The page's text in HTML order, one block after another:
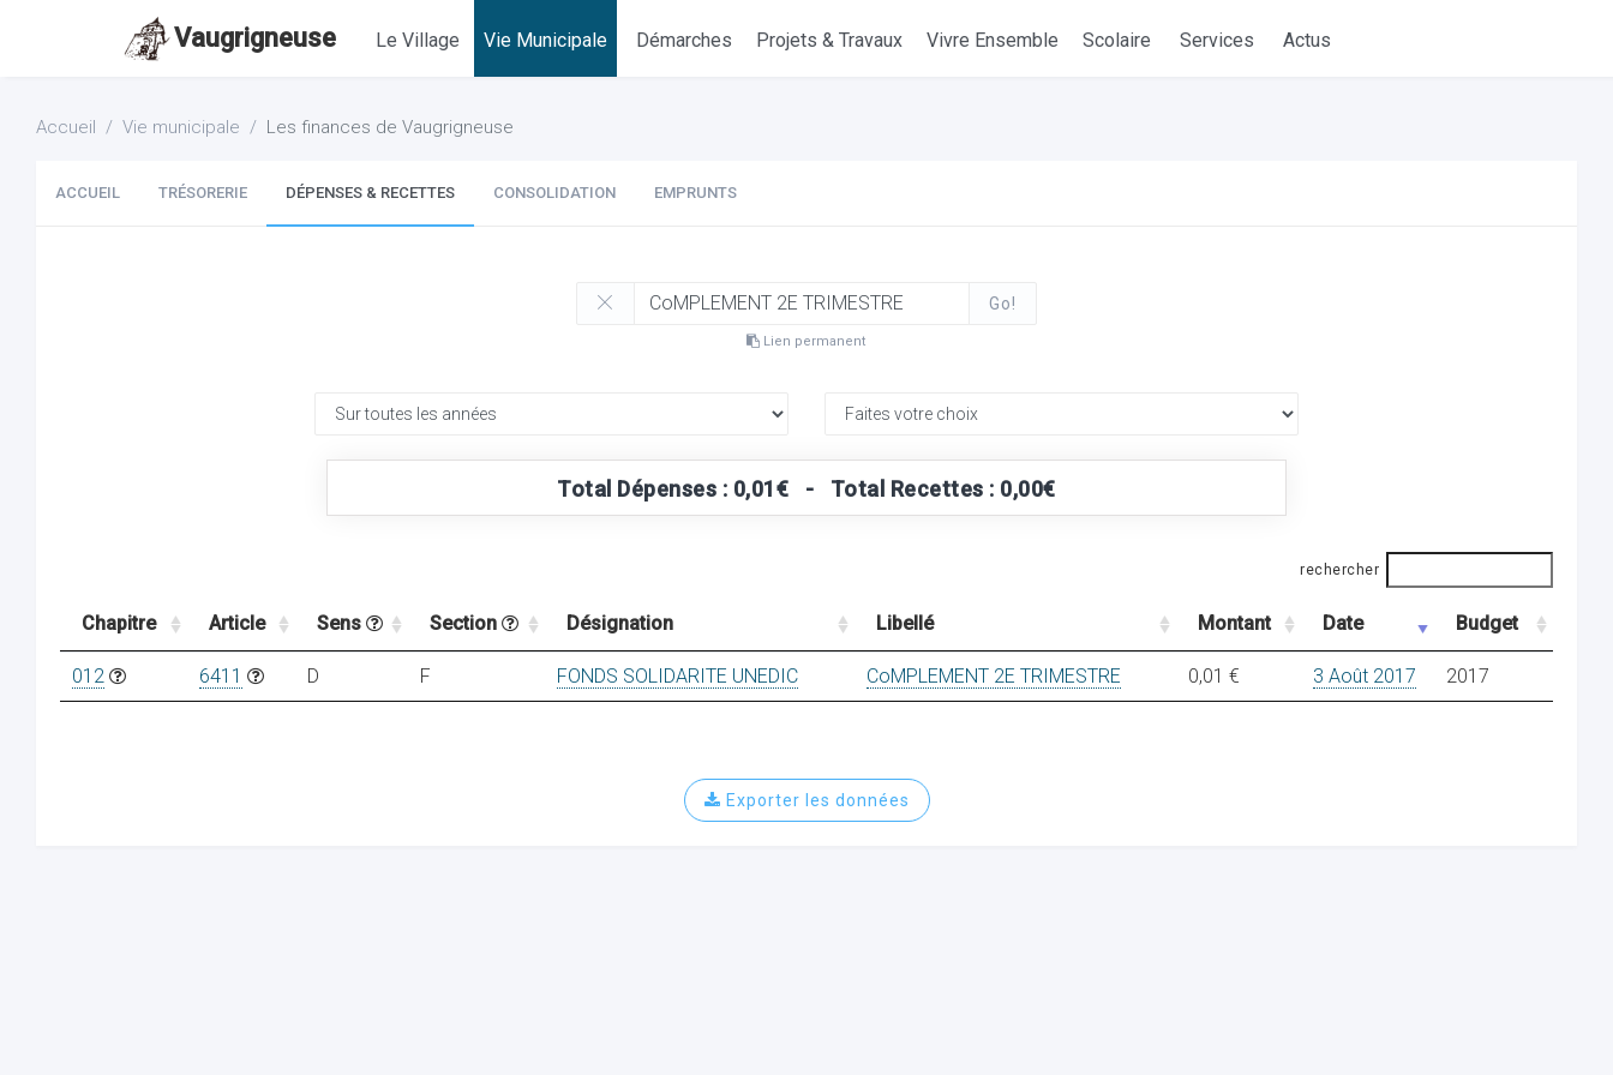
Vaugrigneuse Le Village Vie Municipale Démarches Projets & Travaux Vivre Ensemble Scolaire Services Actus
Accueil Vie municipale Les finances de Vaugrigneuse
ACCUEIL TRÉSORERIE DÉPENSES & RECETTES CONSOLIDATION EMPRUNTS
Go!
Lien permanent
Total Dépenses : 0,01€ - Total Recettes : 0,00€
rechercher
Chapitre Article Sens Section Désignation Libellé Montant Date Budget
012 6411 D F FONDS SOLIDARITE UNEDIC CoMPLEMENT 2E TRIMESTRE 0,01 € 3 Août 2017 2017
Exporter les données